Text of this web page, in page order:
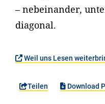
– nebeinander,
diagonal.
Weil uns Lesen
Teilen Download